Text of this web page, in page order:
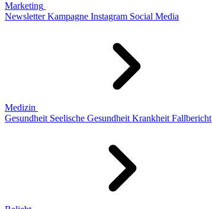
Marketing
Newsletter Kampagne Instagram Social Media
Medizin
Gesundheit Seelische Gesundheit Krankheit Fallbericht